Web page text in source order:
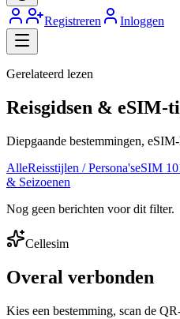
Registreren Inloggen
Gerelateerd lezen
Reisgidsen & eSIM-
Diepgaande bestemmingen,
AlleReisstijlen / Persona'seSIM
& Seizoenen
Nog geen berichten voor dit filter.
Cellesim
Overal verbonden
Kies een bestemming, scan de